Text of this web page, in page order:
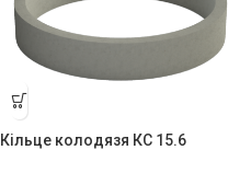
Кільце колодязя КС 15.6